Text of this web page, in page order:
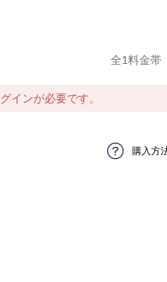
全1料金帯
インが必要です。
購入方